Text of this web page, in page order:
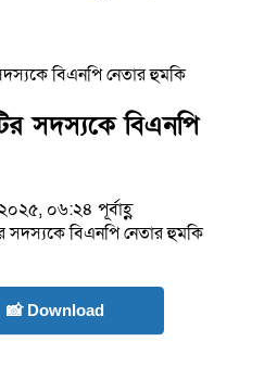
বিএনপি নেতার হুমকি
সদস্যকে বিএনপি
০৬:২৪ পূর্বাহ্ণ
📸 Download